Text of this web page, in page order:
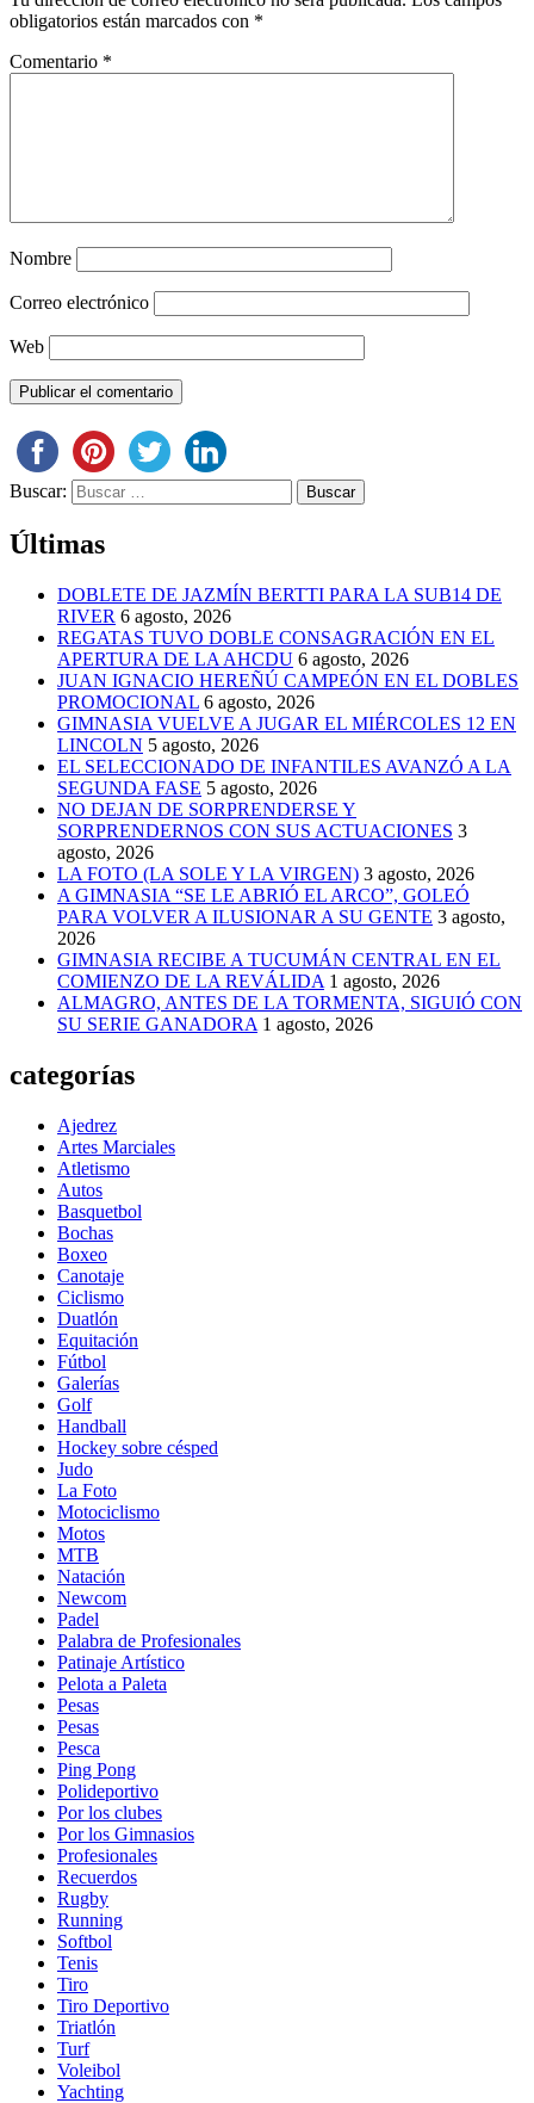
obligatorios están marcados con *
Comentario *
Nombre
Correo electrónico
Web
Buscar:
Últimas
DOBLETE DE JAZMÍN BERTTI PARA LA SUB14 DE
RIVER 6 agosto, 2026
REGATAS TUVO DOBLE CONSAGRACIÓN EN EL
APERTURA DE LA AHCDU 6 agosto, 2026
JUAN IGNACIO HEREÑÚ CAMPEÓN EN EL DOBLES
PROMOCIONAL 6 agosto, 2026
GIMNASIA VUELVE A JUGAR EL MIÉRCOLES 12 EN
LINCOLN 5 agosto, 2026
EL SELECCIONADO DE INFANTILES AVANZÓ A LA
SEGUNDA FASE 5 agosto, 2026
NO DEJAN DE SORPRENDERSE Y
SORPRENDERNOS CON SUS ACTUACIONES 3
agosto, 2026
LA FOTO (LA SOLE Y LA VIRGEN) 3 agosto, 2026
A GIMNASIA “SE LE ABRIÓ EL ARCO”, GOLEÓ
PARA VOLVER A ILUSIONAR A SU GENTE 3 agosto,
2026
GIMNASIA RECIBE A TUCUMÁN CENTRAL EN EL
COMIENZO DE LA REVÁLIDA 1 agosto, 2026
ALMAGRO, ANTES DE LA TORMENTA, SIGUIÓ CON
SU SERIE GANADORA 1 agosto, 2026
categorías
Ajedrez
Artes Marciales
Atletismo
Autos
Basquetbol
Bochas
Boxeo
Canotaje
Ciclismo
Duatlón
Equitación
Fútbol
Galerías
Golf
Handball
Hockey sobre césped
Judo
La Foto
Motociclismo
Motos
MTB
Natación
Newcom
Padel
Palabra de Profesionales
Patinaje Artístico
Pelota a Paleta
Pesas
Pesas
Pesca
Ping Pong
Polideportivo
Por los clubes
Por los Gimnasios
Profesionales
Recuerdos
Rugby
Running
Softbol
Tenis
Tiro
Tiro Deportivo
Triatlón
Turf
Voleibol
Yachting